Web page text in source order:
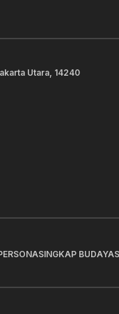
Utara, 14240
SINGKAP BUDAYA